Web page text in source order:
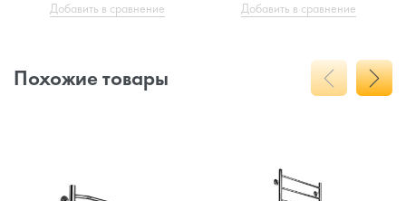
Добавить в сравнение Добавить в сравнение
Похожие товары